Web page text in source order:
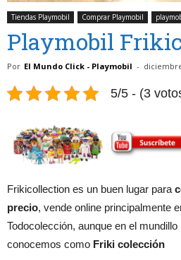
Tiendas Playmobil Comprar Playmobil
Playmobil
Por El Mundo Click - Playmobil -
5/5 - (3
Frikicollection es un buen lugar para
precio, vende online principalmente
Todocolección, aunque en el
conocemos como Friki colección